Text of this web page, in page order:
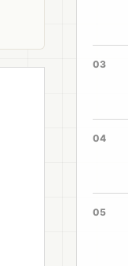
03
04
05